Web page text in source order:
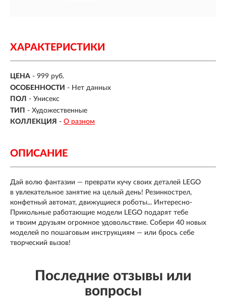
ХАРАКТЕРИСТИКИ
ЦЕНА - 999 руб.
ОСОБЕННОСТИ - Нет данных
ПОЛ - Унисекс
ТИП - Художественные
КОЛЛЕКЦИЯ - О разном
ОПИСАНИЕ
Дай волю фантазии — преврати кучу своих деталей LEGO
в увлекательное занятие на целый день! Резинкострел,
конфетный автомат, движущиеся роботы... Интересно-
Прикольные работающие модели LEGO подарят тебе
и твоим друзьям огромное удовольствие. Собери 40 новых
моделей по пошаговым инструкциям — или брось себе
творческий вызов!
Последние отзывы или
вопросы